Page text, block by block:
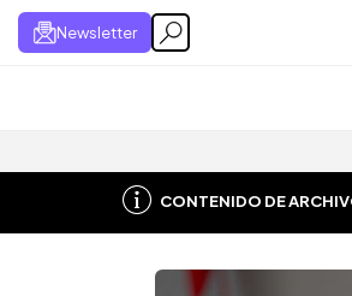
Newsletter
CONTENIDO DE